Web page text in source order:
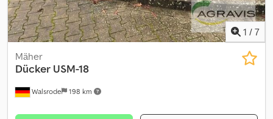
1 / 7
Walsrode 198 km
Mäher
Dücker USM-18